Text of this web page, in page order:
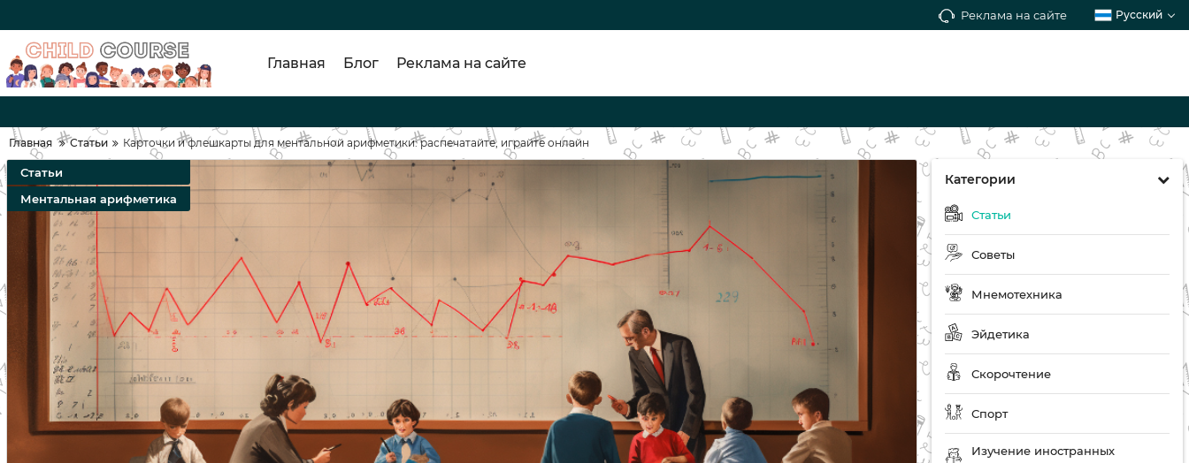
Реклама на сайте Русский
Главная Блог Реклама на сайте
Главная Статьи Карточки и флешкарты для ментальной арифметики: распечатайте, играйте онлайн
Категории
Статьи
Советы
Мнемотехника
Эйдетика
Скорочтение
Спорт
Изучение иностранных
Статьи
Ментальная арифметика